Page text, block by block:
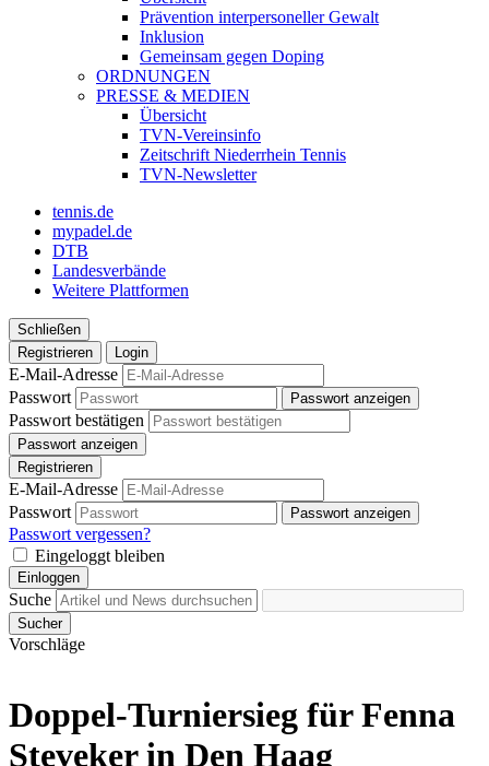
Prävention interpersoneller Gewalt
Inklusion
Gemeinsam gegen Doping
ORDNUNGEN
PRESSE & MEDIEN
Übersicht
TVN-Vereinsinfo
Zeitschrift Niederrhein Tennis
TVN-Newsletter
tennis.de
mypadel.de
DTB
Landesverbände
Weitere Plattformen
Schließen
Registrieren
Login
E-Mail-Adresse
Passwort
Passwort anzeigen
Passwort bestätigen
Passwort anzeigen
Registrieren
E-Mail-Adresse
Passwort
Passwort anzeigen
Passwort vergessen?
Eingeloggt bleiben
Einloggen
Suche
Sucher
Vorschläge
Doppel-Turniersieg für Fenna
Steveker in Den Haag